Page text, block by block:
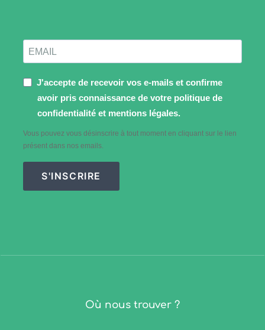
J'accepte de recevoir vos e-mails et confirme
avoir pris connaissance de votre politique de
confidentialité et mentions légales.
Vous pouvez vous désinscrire à tout moment en cliquant sur le lien
présent dans nos emails.
S'INSCRIRE
Où nous trouver ?